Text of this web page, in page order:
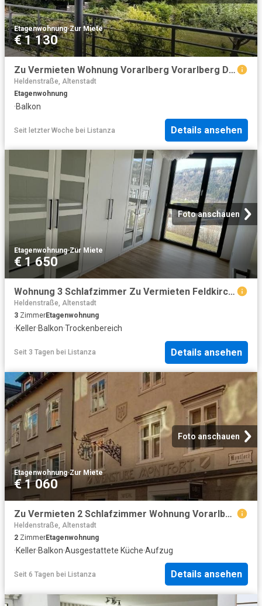
Etagenwohnung·Zur Miete
€ 1 130
Zu Vermieten Wohnung Vorarlberg Vorarlberg DS104600157
Heldenstraße, Altenstadt
Etagenwohnung
·Balkon
Seit letzter Woche bei Listanza Details ansehen
Foto anschauen
Etagenwohnung·Zur Miete
€ 1 650
Wohnung 3 Schlafzimmer Zu Vermieten Feldkirch AUT 1650 ES104798491
Heldenstraße, Altenstadt
3 ZimmerEtagenwohnung
·Keller·Balkon·Trockenbereich
Seit 3 Tagen bei Listanza Details ansehen
Foto anschauen
Etagenwohnung·Zur Miete
€ 1 060
Zu Vermieten 2 Schlafzimmer Wohnung Vorarlberg Vorarlberg DS104712837
Heldenstraße, Altenstadt
2 ZimmerEtagenwohnung
·Keller·Balkon·Ausgestattete Küche·Aufzug
Seit 6 Tagen bei Listanza Details ansehen